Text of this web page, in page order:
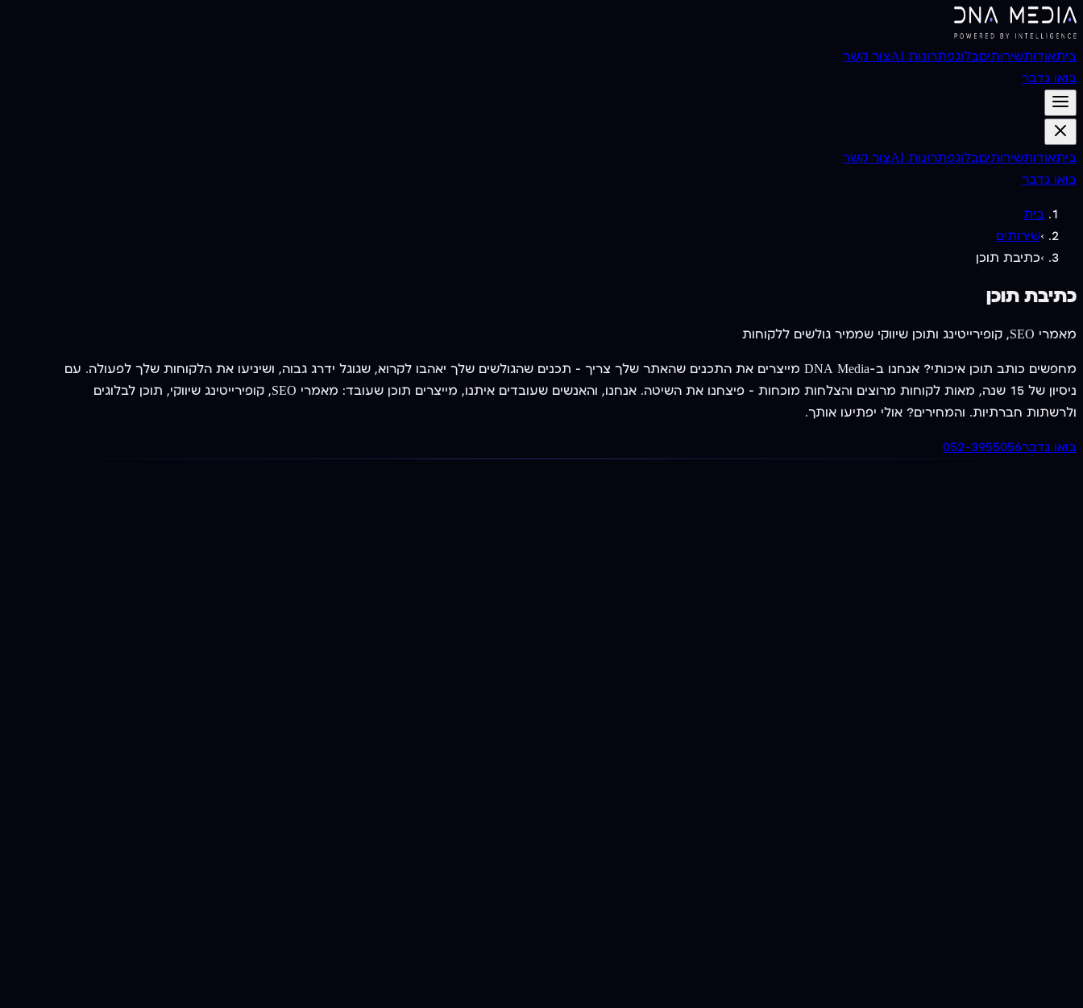
ביתאודותשירותיםבלוגפתרונות AI
צור קשר
בואו נדבר
ביתאודותשירותיםבלוגפתרונות AI
צור קשר
בואו נדבר
בית
›שירותים
›כתיבת תוכן
כתיבת תוכן
מאמרי SEO, קופירייטינג ותוכן שיווקי שממיר גולשים ללקוחות
מחפשים כותב תוכן איכותי? אנחנו ב-DNA Media מייצרים את התכנים שהאתר שלך צריך — תכנים שהגולשים שלך יאהבו לקרוא, שגוגל ידרג גבוה, ושיניעו את הלקוחות שלך לפעולה. עם
ניסיון של 15 שנה, מאות לקוחות מרוצים והצלחות מוכחות — פיצחנו את השיטה. אנחנו, והאנשים שעובדים איתנו, מייצרים תוכן שעובד: מאמרי SEO, קופירייטינג שיווקי, תוכן לבלוגים
ולרשתות חברתיות. והמחירים? אולי יפתיעו אותך.
בואו נדבר052-3955056